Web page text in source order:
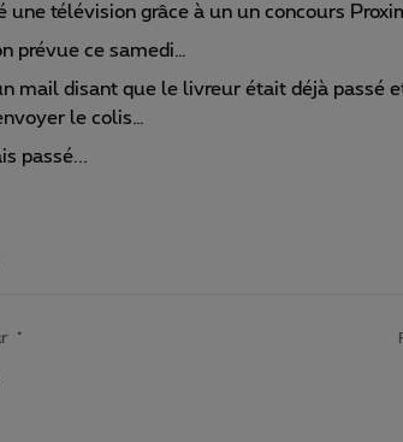
une télévision grâce à un un concours
prévue ce samedi…
mail disant que le livreur était déjà passé
le colis…
passé...